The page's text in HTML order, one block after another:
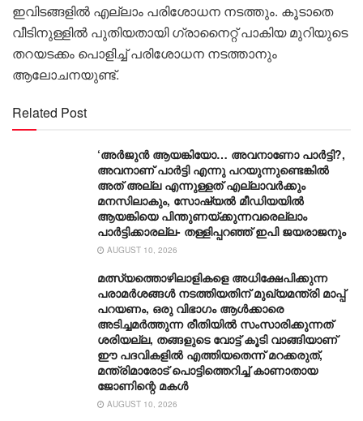
ഇവിടങ്ങളിൽ എല്ലാം പരിശോധന നടത്തും. കൂടാതെ
വീടിനുള്ളിൽ പുതിയതായി ഗ്രാനൈറ്റ് പാകിയ മുറിയുടെ
തറയടക്കം പൊളിച്ച് പരിശോധന നടത്താനും
ആലോചനയുണ്ട്.
Related Post
‘അർജുൻ ആയങ്കിയോ… അവനാണോ പാർട്ടി?,
അവനാണ് പാർട്ടി എന്നു പറയുന്നുണ്ടെങ്കിൽ
അത് അല്ല എന്നുള്ളത് എല്ലാവർക്കും
മനസിലാകും, സോഷ്യൽ മീഡിയയിൽ
ആയങ്കിയെ പിന്തുണയ്ക്കുന്നവരെല്ലാം
പാർട്ടിക്കാരല്ല- തള്ളിപ്പറഞ്ഞ് ഇപി ജയരാജനും
AUGUST 10, 2026
മത്സ്യത്തൊഴിലാളികളെ അധിക്ഷേപിക്കുന്ന
പരാമർശങ്ങൾ നടത്തിയതിന് മുഖ്യമന്ത്രി മാപ്പ്
പറയണം, ഒരു വിഭാഗം ആൾക്കാരെ
അടിച്ചമർത്തുന്ന രീതിയില്‍ സംസാരിക്കുന്നത്
ശരിയല്ല, തങ്ങളുടെ വോട്ട് കൂടി വാങ്ങിയാണ്
ഈ പദവികളിൽ എത്തിയതെന്ന് മറക്കരുത്,
മന്ത്രിമാരോട് പൊട്ടിത്തെറിച്ച് കാണാതായ
ജോണിന്റെ മകള്‍
AUGUST 10, 2026